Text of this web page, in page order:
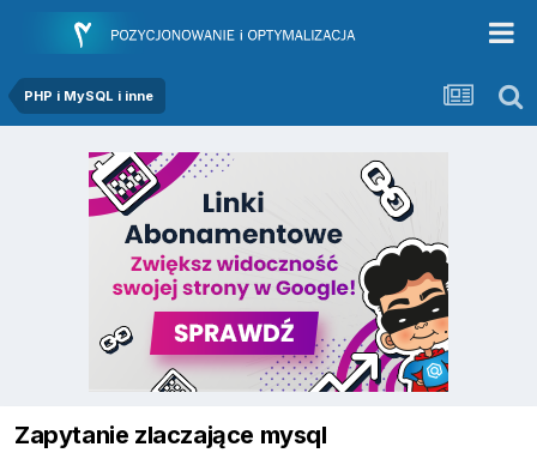
PHP i MySQL i inne
Zapytanie zlaczające mysql